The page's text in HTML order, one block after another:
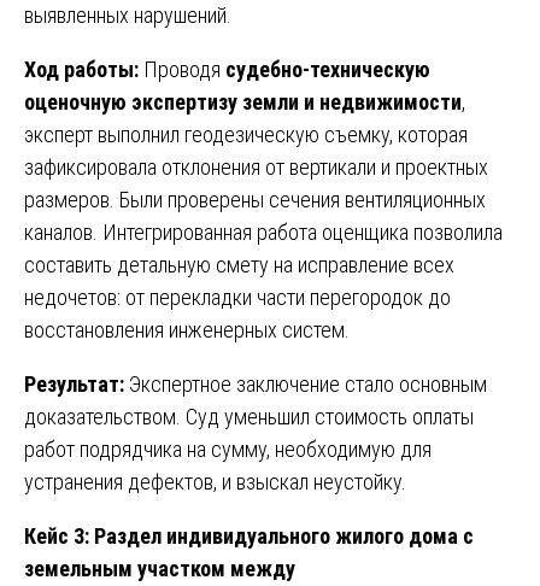
выявленных нарушений.
Ход работы: Проводя судебно-техническую
оценочную экспертизу земли и недвижимости,
эксперт выполнил геодезическую съемку, которая
зафиксировала отклонения от вертикали и проектных
размеров. Были проверены сечения вентиляционных
каналов. Интегрированная работа оценщика позволила
составить детальную смету на исправление всех
недочетов: от перекладки части перегородок до
восстановления инженерных систем.
Результат: Экспертное заключение стало основным
доказательством. Суд уменьшил стоимость оплаты
работ подрядчика на сумму, необходимую для
устранения дефектов, и взыскал неустойку.
Кейс 3: Раздел индивидуального жилого дома с
земельным участком между